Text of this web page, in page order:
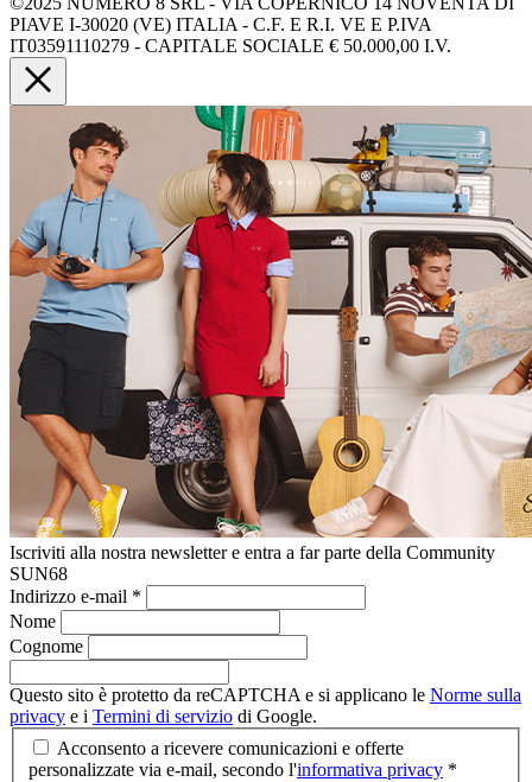
PIAVE I-30020 (VE) ITALIA - C.F. E R.I. VE E P.IVA
IT03591110279 - CAPITALE SOCIALE € 50.000,00 I.V.
Iscriviti alla nostra newsletter e entra a far parte della Community
SUN68
Indirizzo e-mail *
Nome
Cognome
Questo sito è protetto da reCAPTCHA e si applicano le Norme sulla
privacy e i Termini di servizio di Google.
Acconsento a ricevere comunicazioni e offerte
personalizzate via e-mail, secondo l'informativa privacy *